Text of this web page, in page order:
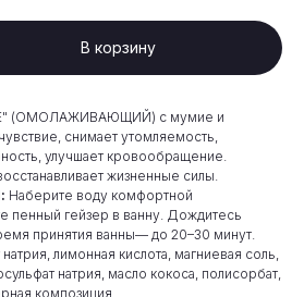
В корзину
(ОМОЛАЖИВАЮЩИЙ) с мумие и
снимает утомляемость,
улучшает кровообращение.
жизненные силы.
Наберите воду комфортной
пенный гейзер в ванну. Дождитесь
принятия ванны— до 20–30 минут.
лимонная кислота, магниевая соль,
натрия, масло кокоса, полисорбат,
композиция.